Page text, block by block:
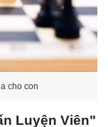
cho con
Luyện Viên"